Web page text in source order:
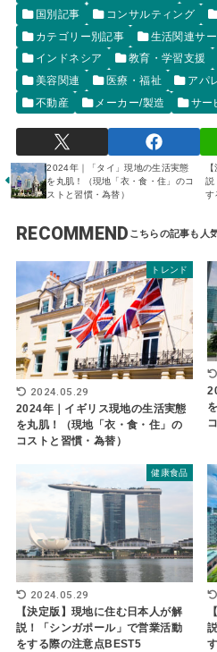
国別記事
コンサルティング
カテゴリー別記事
生活関連サ
インドネシア
教育・学習支援
美容関連
医療・福祉 アパ
不動産
メーカー/製造 サー
2024年｜「タイ」現地の生活実態
を丸肌！（現地「衣・食・住」のコ
ストと習慣・為替）
説
す
RECOMMEND
トレンド
2024.05.29
2024年｜イギリス現地の生活実態
を丸肌！（現地「衣・食・住」の
コストと習慣・為替）
健康食品
2024.05.29
【決定版】現地に住む日本人が解
説！「シンガポール」で営業活動
をする際の注意点BEST5